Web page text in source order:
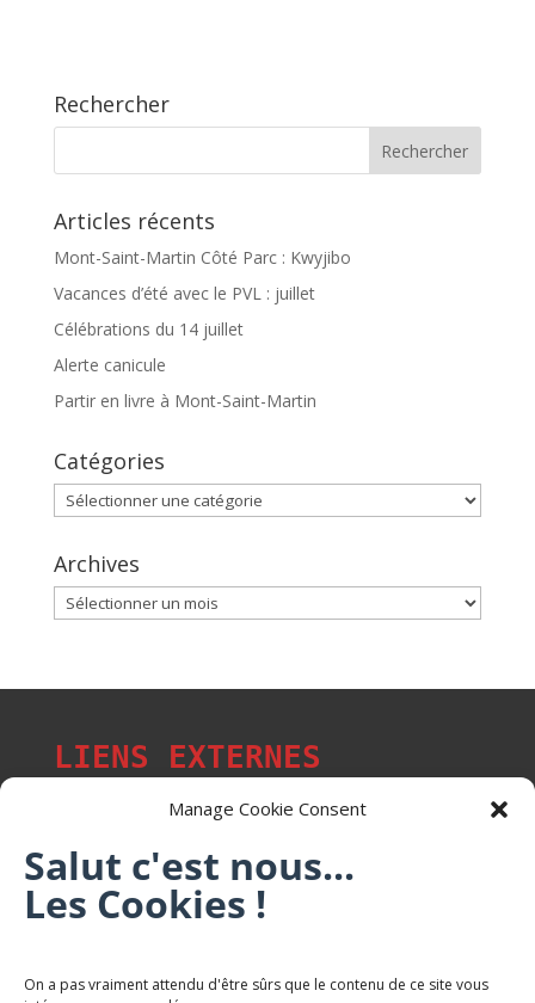
Manage Cookie Consent
Salut c'est nous...
Les Cookies !
On a pas vraiment attendu d'être sûrs que le contenu de ce site vous
Rechercher
Articles récents
Mont-Saint-Martin Côté Parc : Kwyjibo
Vacances d’été avec le PVL : juillet
Célébrations du 14 juillet
Alerte canicule
Partir en livre à Mont-Saint-Martin
Catégories
Catégories
Archives
Archives
LIENS EXTERNES
Les p'tits citoyens de Mont-Saint-Martin
Trail Saintmartinois Daniel FEITE